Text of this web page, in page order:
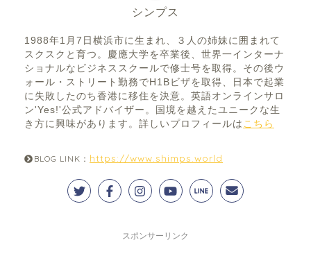
シンプス
1988年1月7日横浜市に生まれ、３人の姉妹に囲まれて
スクスクと育つ。慶應大学を卒業後、世界一インターナ
ショナルなビジネススクールで修士号を取得。その後ウ
ォール・ストリート勤務でH1Bビザを取得、日本で起業
に失敗したのち香港に移住を決意。英語オンラインサロ
ン'Yes!'公式アドバイザー。国境を越えたユニークな生
き方に興味があります。詳しいプロフィールは こちら
BLOG LINK： https://www.shimps.world
スポンサーリンク